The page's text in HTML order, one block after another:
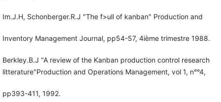
Im.J.H, Schonberger.R.J "The f>ull of kanban" Production and
Inventory Management Journal, pp54-57, 4ième trimestre 1988.
Berkley.B.J "A review of the Kanban production control research
litterature"Production and Operations Management, vol 1, n°°4,
pp393-411, 1992.